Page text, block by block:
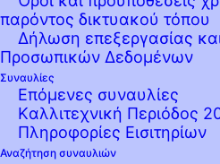
παρόντος δικτυακού τόπου
Δήλωση επεξεργασίας
Προσωπικών Δεδομένων
Συναυλίες
Επόμενες συναυλίες
Kαλλιτεχνική Περιόδος
Πληροφορίες Εισιτηρίων
Αναζήτηση συναυλιών